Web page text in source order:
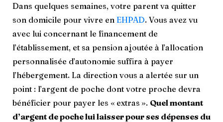
Dans quelques semaines, votre parent va quitter
son domicile pour vivre en EHPAD. Vous avez vu
avec lui concernant le financement de
l’établissement, et sa pension ajoutée à l’allocation
personnalisée d’autonomie suffira à payer
l’hébergement. La direction vous a alertée sur un
point : l’argent de poche dont votre proche devra
bénéficier pour payer les « extras ». Quel montant
d’argent de poche lui laisser pour ses dépenses du